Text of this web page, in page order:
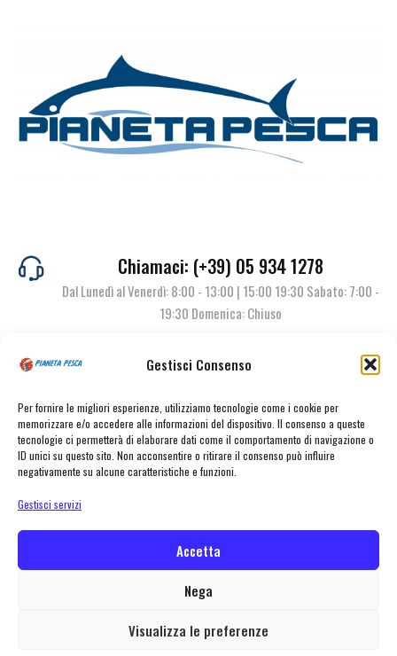
Gestisci Consenso
Per fornire le migliori esperienze, utilizziamo tecnologie come i cookie per
memorizzare e/o accedere alle informazioni del dispositivo. Il consenso a queste
tecnologie ci permetterà di elaborare dati come il comportamento di navigazione o
ID unici su questo sito. Non acconsentire o ritirare il consenso può influire
negativamente su alcune caratteristiche e funzioni.
Gestisci servizi
Accetta
Nega
Visualizza le preferenze
Chiamaci: (+39) 05 934 1278
Dal Lunedì al Venerdì: 8:00 - 13:00 | 15:00 19:30 Sabato: 7:00 -
19:30 Domenica: Chiuso
© Pianeta Pesca Viale Marcello Finzi, 563 41122 Modena (MO) | P.I.